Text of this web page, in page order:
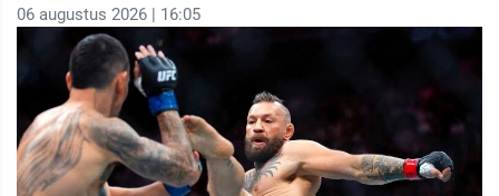
06 augustus 2026 | 16:05